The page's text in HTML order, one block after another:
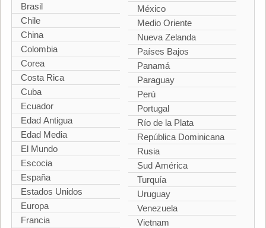
Brasil
Chile
China
Colombia
Corea
Costa Rica
Cuba
Ecuador
Edad Antigua
Edad Media
El Mundo
Escocia
España
Estados Unidos
Europa
Francia
México
Medio Oriente
Nueva Zelanda
Países Bajos
Panamá
Paraguay
Perú
Portugal
Río de la Plata
República Dominicana
Rusia
Sud América
Turquía
Uruguay
Venezuela
Vietnam